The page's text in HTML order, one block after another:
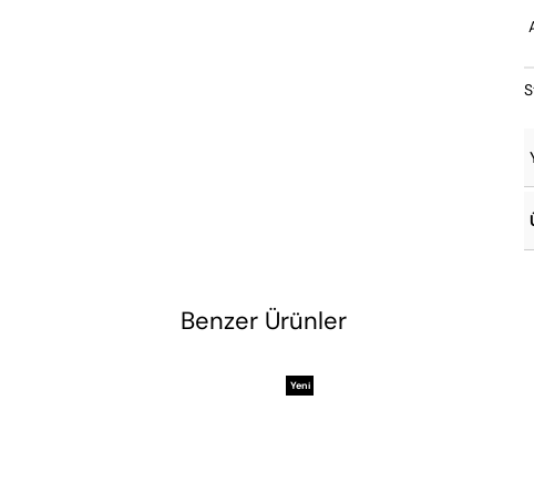
Benzer Ürünler
Yeni